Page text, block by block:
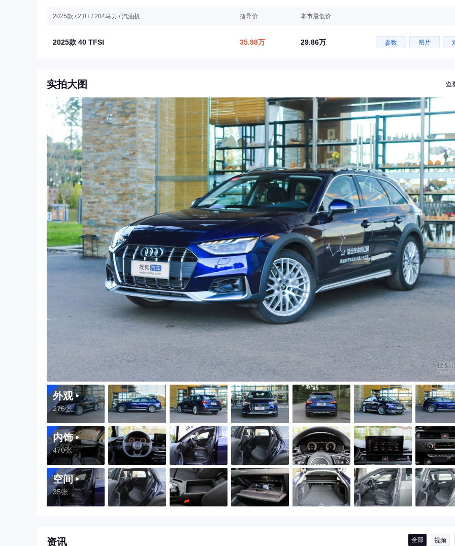
2025款 / 2.0T / 204马力 / 汽油机 指导价 本市最低价
2025款 40 TFSI 35.98万 29.86万 参数 图片
实拍大图 查
外观
276张
内饰
470张
空间
35张
资讯 全部 视频